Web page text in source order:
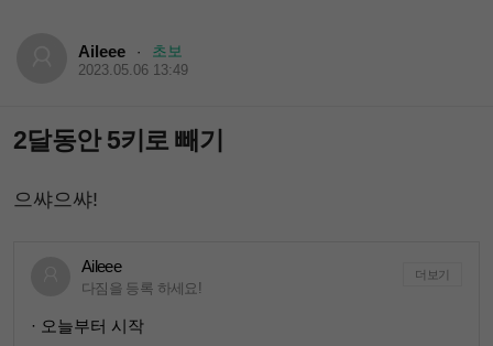
Aileee · 초보
2023.05.06 13:49
2달동안 5키로 빼기
으쌰으쌰!
Aileee
다짐을 등록 하세요!
더보기
· 오늘부터 시작